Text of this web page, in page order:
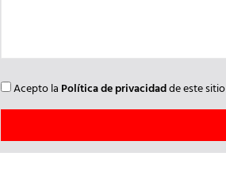
Acepto la Política de privacidadde este sitio